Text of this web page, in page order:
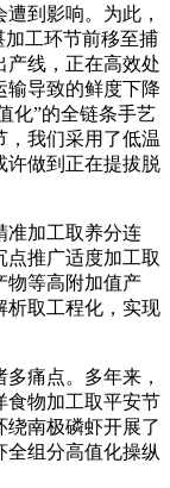
到影响。为此，
加工环节前移至捕
产线，正在高效处
输导致的鲜度下降
化”的全链条手艺
，我们采用了低温
许做到正在提拔脱
加工取养分连
点推广适度加工取
物等高附加值产
析取工程化，实现
痛点。多年来，
食物加工取平安节
绕南极磷虾开展了
全组分高值化操纵